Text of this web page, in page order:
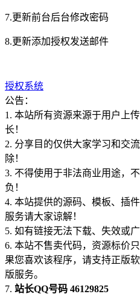
7.更新前台后台修改密码
8.更新添加授权发送邮件
授权系统
公告：
1. 本站所有资源来源于用户上
长！
2. 分享目的仅供大家学习和交
除！
3. 不得使用于非法商业用途，
负！
4. 本站提供的源码、模板、插
服务请大家谅解！
5. 如有链接无法下载、失效或
6. 本站不售卖代码，资源标价
果您喜欢该程序，请支持正版
版服务。
7. 站长QQ号码 46129825